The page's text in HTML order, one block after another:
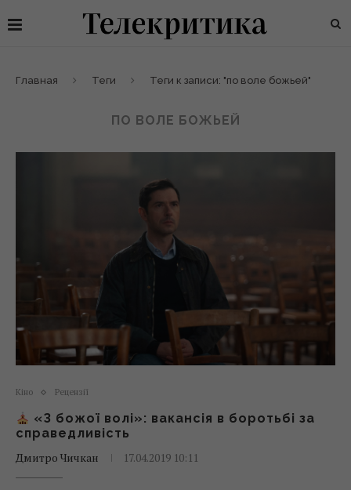
Главная Теги Теги к записи: "по воле божьей"
ПО ВОЛЕ БОЖЬЕЙ
Кіно Рецензії
«З божої волі»: вакансія в боротьбі за
справедливість
Дмитро Чичкан
17.04.2019 10:11